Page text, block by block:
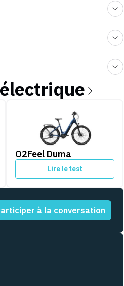
O2Feel Duma
Lire le test
à la conversation